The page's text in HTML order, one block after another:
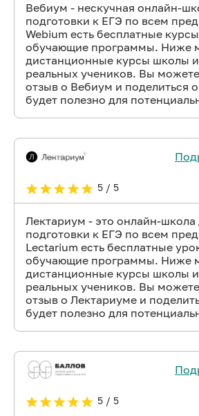
Вебиум - нескучная онлайн-
подготовки к ЕГЭ по всем
Webium есть бесплатные
обучающие программы. Ниже
дистанционные курсы школы
реальных учеников. Вы
отзыв о Вебиум и поделиться
будет полезно для
5 / 5
Лектариум - это онлайн-школа
подготовки к ЕГЭ по всем
Lectarium есть бесплатные
обучающие программы. Ниже
дистанционные курсы школы
реальных учеников. Вы
отзыв о Лектариуме и
будет полезно для
5 / 5